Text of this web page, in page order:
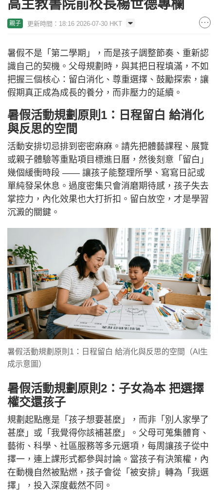
高主教書院前校長楊世德專欄
親子 更新時間：18:16 2026-07-30 HKT
暑假不是「第二學期」，而是孩子調整節奏、重新認
識自己的契機。父母規劃時，與其把日程填滿，不如
把握三個核心：留白消化、尊重選擇、鼓勵探索，讓
假期真正成為成長的養分，而非壓力的延續。
暑假活動規劃原則1：日程留白 給消化
與反思的空間
活動安排切忌排到密密麻麻。請先把體藝課程、展覽
或親子體驗等重點項目標進日曆，然後刻意「留白」
幾個緩衝時段 —— 讓孩子能整理所學、寫寫日記或
單純發呆休息。過度密集只會消磨期待感，孩子失去
掌控力，內化效果也大打折扣。留白放空，才是學習
沉澱的關鍵。
暑假活動規劃原則1：日程留白 給消化與反思的空間（AI生
成示意圖） ​
暑假活動規劃原則2：子女為本 把選擇
權交還孩子
規劃起點應是「孩子想要甚麼」，而非「別人家學了
甚麼」或「我覺得你該補甚麼」。父母可蒐集體育、
藝術、科學、社區服務等多元選項，每周讓孩子從中
擇一，連上課形式都參與討論。當孩子有決策權，內
在動機自然被點燃，孩子會從「被安排」轉為「我選
擇」，投入深度截然不同。